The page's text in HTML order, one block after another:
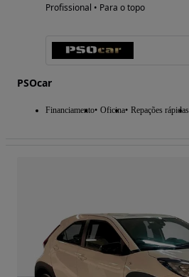
Profissional • Para o topo
PSOcar
Financiamento Oficina Repações rápidas